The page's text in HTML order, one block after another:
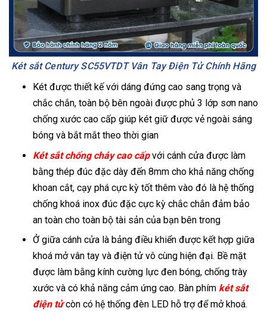
Két sắt Century SC55VTDT Vân Tay Điện Tử Chính Hãng
Két được thiết kế với dáng đứng cao sang trọng và
chắc chắn, toàn bộ bên ngoài được phủ 3 lớp sơn nano
chống xước cao cấp giúp két giữ được vẻ ngoài sáng
bóng và bắt mắt theo thời gian
Két sắt chống cháy cao cấpvới cánh cửa được làm
bằng thép đúc đặc dày đến 8mm cho khả năng chống
khoan cắt, cạy phá cực kỳ tốt thêm vào đó là hệ thống
chống khoá inox đúc đặc cực kỳ chắc chắn đảm bảo
an toàn cho toàn bộ tài sản của bạn bên trong
Ở giữa cánh cửa là bảng điều khiển được kết hợp giữa
khoá mở vân tay và điện tử vô cùng hiện đại. Bề mặt
được làm bằng kính cường lực đen bóng, chống trày
xước và có khả năng cảm ứng cao. Bàn phím két sắt
điện tửcòn có hệ thống đèn LED hỗ trợ để mở khoá.